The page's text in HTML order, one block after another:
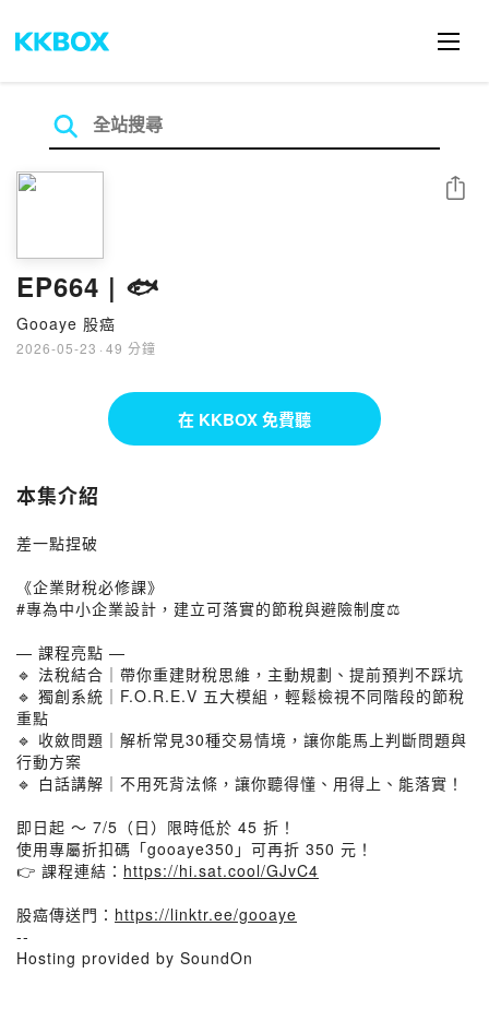
EP664 | 🐟
Gooaye 股癌
2026-05-23 · 49 分鐘
分享
在 KKBOX 免費聽
本集介紹
差一點捏破
《企業財稅必修課》
#專為中小企業設計，建立可落實的節稅與避險制度⚖️
— 課程亮點 —
🔹 法稅結合｜帶你重建財稅思維，主動規劃、提前預判不踩坑
🔹 獨創系統｜F.O.R.E.V 五大模組，輕鬆檢視不同階段的節稅
重點
🔹 收斂問題｜解析常見30種交易情境，讓你能馬上判斷問題與
行動方案
🔹 白話講解｜不用死背法條，讓你聽得懂、用得上、能落實！
即日起 ～ 7/5（日）限時低於 45 折！
使用專屬折扣碼「gooaye350」可再折 350 元！
👉 課程連結： https://hi.sat.cool/GJvC4
股癌傳送門： https://linktr.ee/gooaye
--
Hosting provided by SoundOn